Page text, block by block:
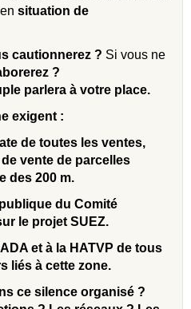
situation de
cautionnerez ? Si vous ne
?
parlera à votre place.
exigent :
de toutes les ventes,
vente de parcelles
des 200 m.
du Comité
le projet SUEZ.
et à la HATVP de tous
liés à cette zone.
ce silence organisé ?